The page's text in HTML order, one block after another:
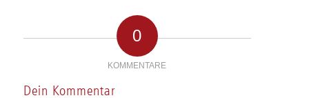
0
KOMMENTARE
Dein Kommentar